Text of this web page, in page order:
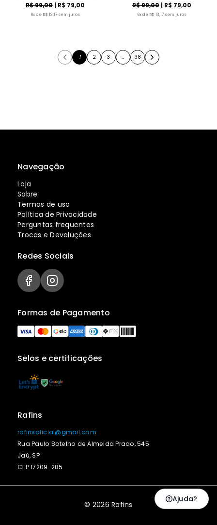
R$ 99,00| R$ 79,00
6x de R$ 13,17 sem juros
R$ 99,00| R$ 79,00
6x de R$ 13,17 sem juros
1 2 3 … 38
Navegação
Loja
Sobre
Termos de uso
Política de Privacidade
Perguntas frequentes
Trocas e Devoluções
Selos e certificações
Formas de Pagamento
Redes Sociais
Rafins
rafinsoficial@gmail.com
Rua Paulo Botelho de Almeida Prado, 545
Jaú, SP
CEP 17209-285
© 2026 Rafins
Ajuda?